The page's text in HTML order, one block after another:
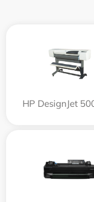
HP DesignJet